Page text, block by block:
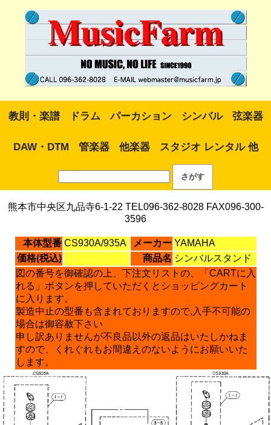
教則・楽譜 ドラム パーカション シンバル 弦楽器
DAW・DTM 管楽器 他楽器 スタジオ レンタル 他
熊本市中央区九品寺6-1-22 TEL096-362-8028 FAX096-300-
3596
本体型番 CS930A/935A メーカー YAMAHA
価格(税込)
商品名 シンバルスタンド
図の番号を御確認の上、下注文リストの、「CARTに入
れる」ボタンを押していただくとショッピングカート
に入ります。
製造中止の型番も含まれておりますので,入手不可能の
場合は御容赦下さい
申し訳ありませんが不良品以外の返品はいたしかねま
すので、くれぐれもお間違えのないようにお願いいた
します。